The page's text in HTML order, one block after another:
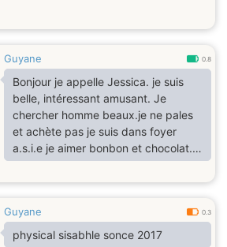
Guyane 0.8
Bonjour je appelle Jessica. je suis
belle, intéressant amusant. Je
chercher homme beaux.je ne pales
et achète pas je suis dans foyer
a.s.i.e je aimer bonbon et chocolat.
je suis dans fauteuil roulant
Guyane 0.3
physical sisabhle sonce 2017